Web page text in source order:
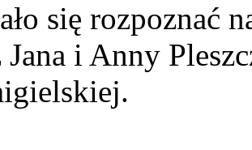
się rozpoznać
i Anny